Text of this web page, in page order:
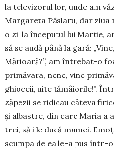
la televizorul lor, unde am
Margareta Pâslaru, dar ziua
o zi, la începutul lui Martie,
să se audă până la gară:
Mărioară?”, am între­bat-o
primăvara, nene, vine
ghioceii, uite tă­mâiorile!”.
zăpezii se ridi­cau câteva
și albas­tre, din care Maria a
trei, să i le ducă mamei.
scum­pa de ea le-a pus într-o